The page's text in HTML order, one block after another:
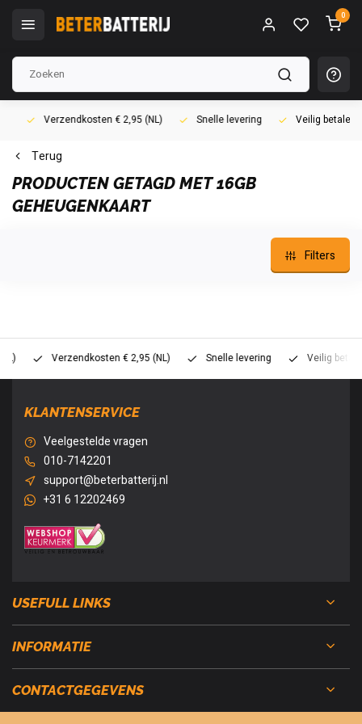
0
Verzendkosten € 2,95 (NL) Snelle levering Veilig betalen
Terug
PRODUCTEN GETAGD MET 16GB
GEHEUGENKAART
Filters
Verzendkosten € 2,95 (NL) Snelle levering Veilig betalen
KLANTENSERVICE
Veelgestelde vragen
010-7142201
support@beterbatterij.nl
+31 6 12202469
USEFULL LINKS
INFORMATIE
CONTACTGEGEVENS